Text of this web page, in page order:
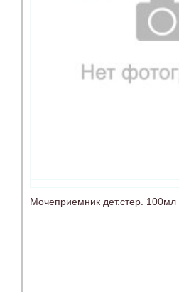
Мочеприемник дет.стер. 100мл